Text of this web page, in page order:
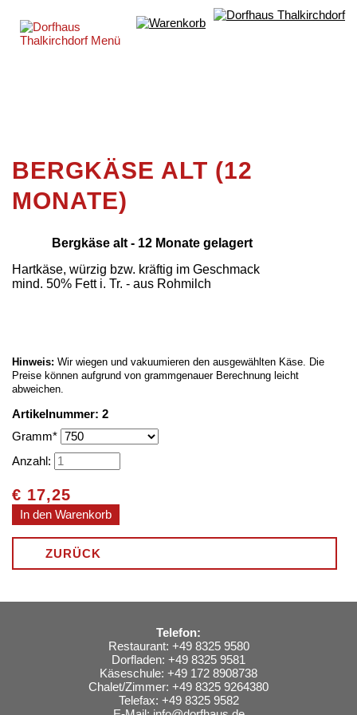
BERGKÄSE ALT (12
MONATE)
Bergkäse alt - 12 Monate gelagert
Hartkäse, würzig bzw. kräftig im Geschmack
mind. 50% Fett i. Tr. - aus Rohmilch
Hinweis: Wir wiegen und vakuumieren den ausgewählten Käse. Die
Preise können aufgrund von grammgenauer Berechnung leicht
abweichen.
Artikelnummer: 2
Pflichtfeld
Gramm*
Anzahl:
€ 17,25
ZURÜCK
Telefon:
Restaurant: +49 8325 9580
Dorfladen: +49 8325 9581
Käseschule: +49 172 8908738
Chalet/Zimmer: +49 8325 9264380
Telefax: +49 8325 9582